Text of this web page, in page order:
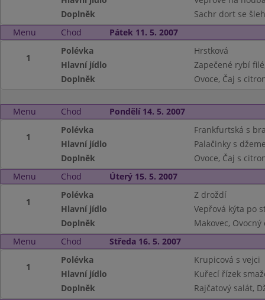
Doplněk
Sachr dort se
Menu
Chod Pátek 11. 5. 2007
1
Polévka
Hrstková
Hlavní jídlo
Zapečené rybí
Doplněk
Ovoce, Čaj s
Menu Chod Pondělí 14. 5. 2007
1
Polévka
Frankfurtská s
Hlavní jídlo
Palačinky s
Doplněk
Ovoce, Čaj s
Menu
Chod Úterý 15. 5. 2007
1
Polévka
Z droždí
Hlavní jídlo
Vepřová kýta po
Doplněk
Makovec, Ovocný
Menu
Chod Středa 16. 5. 2007
1
Polévka
Krupicová s vejci
Hlavní jídlo
Kuřecí řízek
Doplněk
Rajčatový salát,